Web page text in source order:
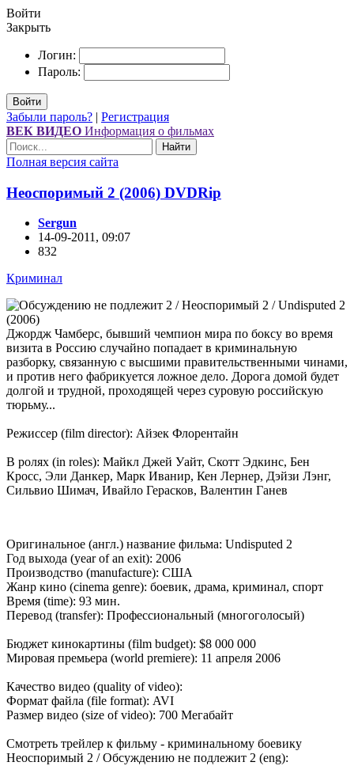
Войти
Закрыть
Логин:
Пароль:
Войти
Забыли пароль? | Регистрация
ВЕК ВИДЕО Информация о фильмах
Найти
Полная версия сайта
Неоспоримый 2 (2006) DVDRір
Sergun
14-09-2011, 09:07
832
Криминал
Джордж Чамберс, бывший чемпион мира по боксу во время
визита в Россию случайно попадает в криминальную
разборку, связанную с высшими правительственными чинами,
и против него фабрикуется ложное дело. Дорога домой будет
долгой и трудной, проходящей через суровую российскую
тюрьму...
Режиссер (film director): Айзек Флорентайн
В ролях (in roles): Майкл Джей Уайт, Скотт Эдкинс, Бен
Кросс, Эли Данкер, Марк Иванир, Кен Лернер, Дэйзи Лэнг,
Сильвио Шимач, Ивайло Герасков, Валентин Ганев
Оригинальное (англ.) название фильма: Undisputed 2
Год выхода (year of an exit): 2006
Производство (manufacture): США
Жанр кино (cinema genre): боевик, драма, криминал, спорт
Время (time): 93 мин.
Перевод (transfer): Профессиональный (многоголосый)
Бюджет кинокартины (film budget): $8 000 000
Мировая премьера (world premiere): 11 апреля 2006
Качество видео (quality of video):
Формат файла (file format): AVI
Размер видео (size of video): 700 Мегабайт
Смотреть трейлер к фильму - криминальному боевику
Неоспоримый 2 / Обсуждению не подлежит 2 (eng):